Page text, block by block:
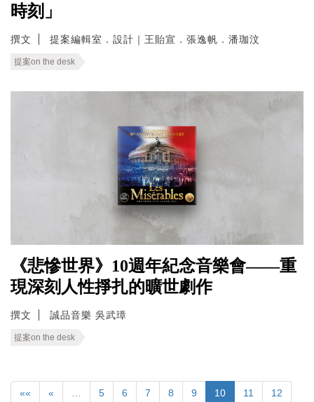
時刻」
撰文 提案編輯室．設計｜王貽宣．張逸帆．潘珈汶
提案on the desk
《悲慘世界》10週年紀念音樂會——重
現深刻人性掙扎的曠世劇作
撰文 誠品音樂 吳武璋
提案on the desk
«« « 5 6 7 8 9 10 11 12